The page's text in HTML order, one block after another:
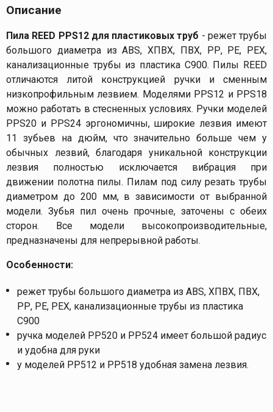
Описание
Пила REED PPS12 для пластиковых труб - режет трубы
большого диаметра из АВS, ХПВХ, ПВХ, РР, РЕ, РЕХ,
канализационные трубы из пластика С900. Пилы REED
отличаются литой конструкцией ручки и сменным
низкопрофильным лезвием. Моделями PPS12 и PPS18
можно работать в стесненных условиях. Ручки моделей
РРS20 и РРS24 эргономичны, широкие лезвия имеют
11 зубьев на дюйм, что значительно больше чем у
обычных лезвий, благодаря уникальной конструкции
лезвия полностью исключается вибрация при
движении полотна пилы. Пилам под силу резать трубы
диаметром до 200 мм, в зависимости от выбранной
модели. Зубья пил очень прочные, заточены с обеих
сторон. Все модели высокопроизводительные,
предназначены для непрерывной работы.
Особенности:
режет трубы большого диаметра из АВS, ХПВХ, ПВХ,
РР, РЕ, РЕХ, канализационные трубы из пластика
С900
ручка моделей РР520 и РР524 имеет большой радиус
и удобна для руки
у моделей РР512 и РР518 удобная замена лезвия.